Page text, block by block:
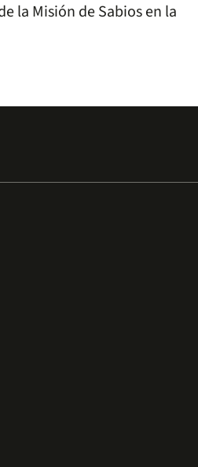
la Misión de Sabios en la